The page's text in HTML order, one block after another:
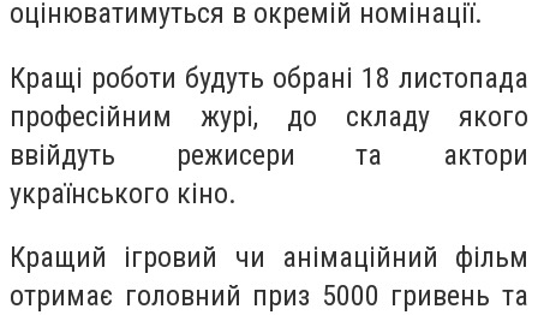
оцінюватимуться в окремій номінації.
Кращі роботи будуть обрані 18 листопада
професійним журі, до складу якого
ввійдуть режисери та актори
українського кіно.
Кращий ігровий чи анімаційний фільм
отримає головний приз 5000 гривень та